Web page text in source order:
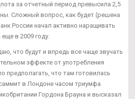
за отчетный период превысила 2,5
Сложный вопрос, как будет (решена
России начал активно наращивать
в 2009 году.
что будут и впредь все чаще звучать
эффекте от употребления
предполагать, что там готовилась
в Лондоне часом триумфа
Гордона Брауна и высказал